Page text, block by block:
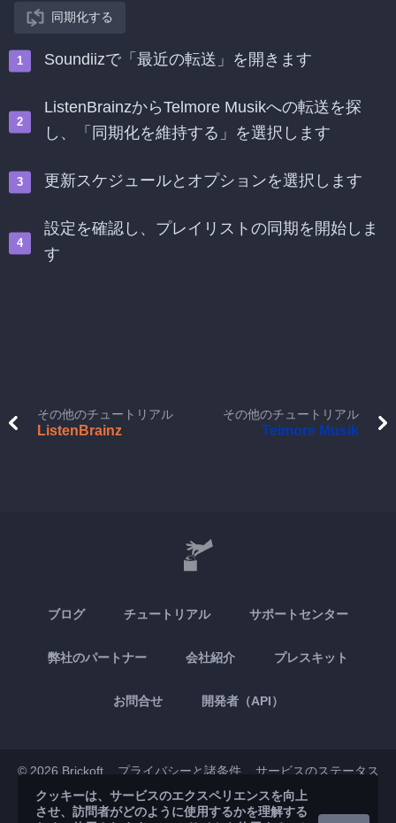
同期化する
Soundiizで「最近の転送」を開きます
ListenBrainzからTelmore Musikへの転送を探
し、「同期化を維持する」を選択します
更新スケジュールとオプションを選択します
設定を確認し、プレイリストの同期を開始しま
す
その他のチュートリアル
ListenBrainz
その他のチュートリアル
Telmore Musik
ブログ チュートリアル サポートセンター
弊社のパートナー 会社紹介 プレスキット
お問合せ 開発者（API）
© 2026 Brickoft プライバシーと諸条件 サービスのステータス
App Store Google Play
クッキーは、サービスのエクスペリエンスを向上
させ、訪問者がどのように使用するかを理解する